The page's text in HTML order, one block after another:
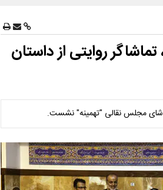
روایتی از داستان
مجلس نقالی "تهمینه" نشست.